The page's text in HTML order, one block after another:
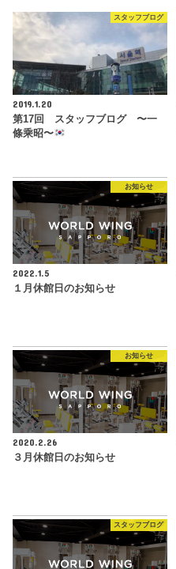
スタッフブログ
2019.1.20
第17回 スタッフブログ 〜一
條乘昭〜
お知らせ
2022.1.5
１月休館日のお知らせ
お知らせ
2020.2.26
３月休館日のお知らせ
スタッフブログ